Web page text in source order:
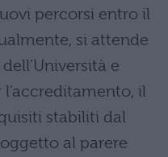
percorsi entro il
si attende
e
l’accreditamento, il
stabiliti dal
al parere